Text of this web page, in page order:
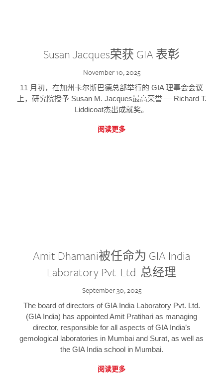
Susan Jacques荣获 GIA 表彰
November 10, 2025
11 月初，在加州卡尔斯巴德总部举行的 GIA 理事会会议
上，研究院授予 Susan M. Jacques最高荣誉 — Richard T.
Liddicoat杰出成就奖。
阅读更多
Amit Dhamani被任命为 GIA India
Laboratory Pvt. Ltd. 总经理
September 30, 2025
The board of directors of GIA India Laboratory Pvt. Ltd.
(GIA India) has appointed Amit Pratihari as managing
director, responsible for all aspects of GIA India’s
gemological laboratories in Mumbai and Surat, as well as
the GIA India school in Mumbai.
阅读更多